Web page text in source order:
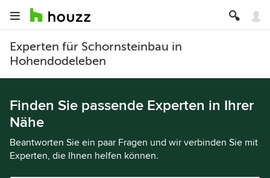
Experten für Schornsteinbau in
Hohendodeleben
Finden Sie passende Experten in Ihrer
Nähe
Beantworten Sie ein paar Fragen und wir verbinden Sie mit
Experten, die Ihnen helfen können.